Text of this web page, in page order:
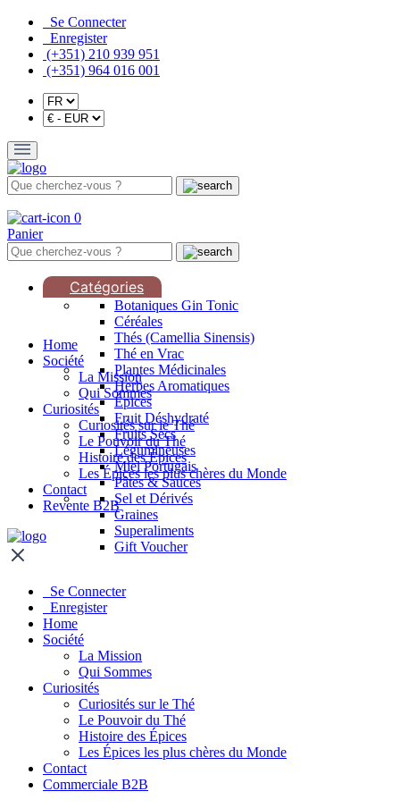
Se Connecter
Enregister
(+351) 210 939 951
(+351) 964 016 001
0
Panier
Catégories
Botaniques Gin Tonic
Céréales
Thés (Camellia Sinensis)
Thé en Vrac
Plantes Médicinales
Herbes Aromatiques
Épices
Fruit Déshydraté
Fruits Secs
Légumineuses
Miel Portugais
Pâtes & Sauces
Sel et Dérivés
Graines
Superaliments
Gift Voucher
Home
Société
La Mission
Qui Sommes
Curiosités
Curiosités sur le Thé
Le Pouvoir du Thé
Histoire des Épices
Les Épices les plus chères du Monde
Contact
Revente B2B
Se Connecter
Enregister
Home
Société
La Mission
Qui Sommes
Curiosités
Curiosités sur le Thé
Le Pouvoir du Thé
Histoire des Épices
Les Épices les plus chères du Monde
Contact
Commerciale B2B